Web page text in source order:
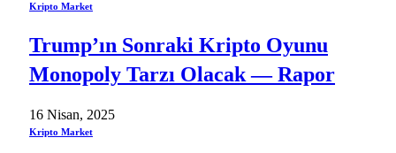
Kripto Market
Trump’ın Sonraki Kripto Oyunu
Monopoly Tarzı Olacak — Rapor
16 Nisan, 2025
Kripto Market